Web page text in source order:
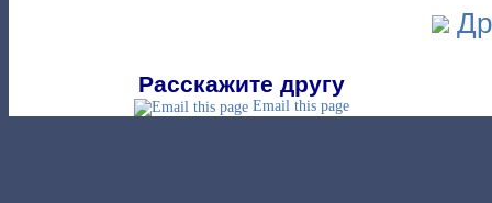
Расскажите другу
Email this page